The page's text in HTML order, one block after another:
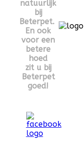
natuurlijk
bij
Beterpet.
En ook
voor een
betere
hoed
zit u bij
Beterpet
goed!